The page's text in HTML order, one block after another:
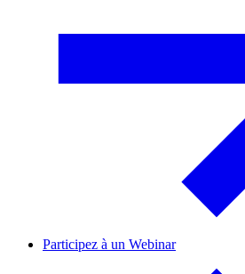
Participez à un Webinar